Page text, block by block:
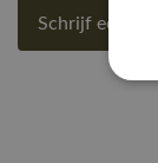
Schrijf een